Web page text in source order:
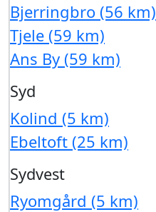
Bjerringbro (56 km)
Tjele (59 km)
Ans By (59 km)
Syd
Kolind (5 km)
Ebeltoft (25 km)
Sydvest
Ryomgård (5 km)